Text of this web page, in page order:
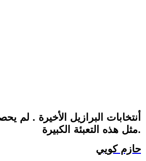
أنتخابات البرازيل الأخيرة . لم
مثل هذه التعبئة الكبيرة.
حازم كويي